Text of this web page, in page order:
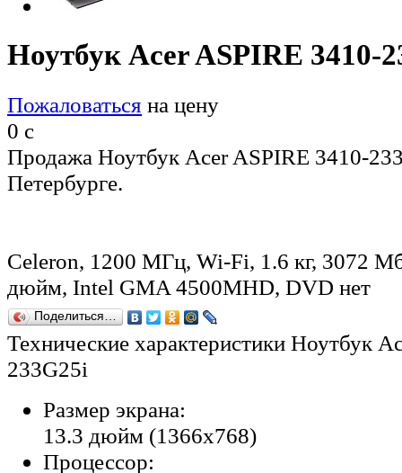
Ноутбук Acer ASPIRE 3410-
Пожаловаться на цену
0 c
Продажа Ноутбук Acer ASPIRE 3410-
Петербурге.
Celeron, 1200 МГц, Wi-Fi, 1.6 кг, 3072
дюйм, Intel GMA 4500MHD, DVD нет
Поделиться…
Технические характеристики Ноутбук
233G25i
Размер экрана:
13.3 дюйм (1366x768)
Процессор: